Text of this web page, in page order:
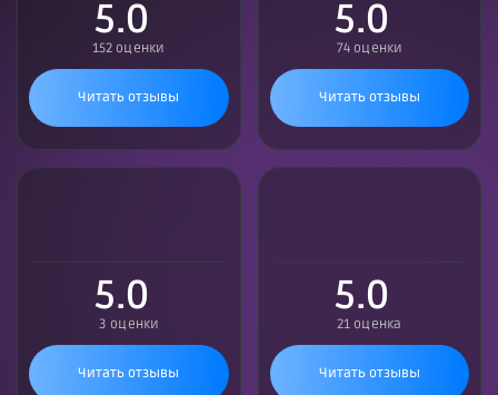
5.0
152 оценки
Читать отзывы
5.0
74 оценки
Читать отзывы
5.0
3 оценки
Читать отзывы
5.0
21 оценка
Читать отзывы